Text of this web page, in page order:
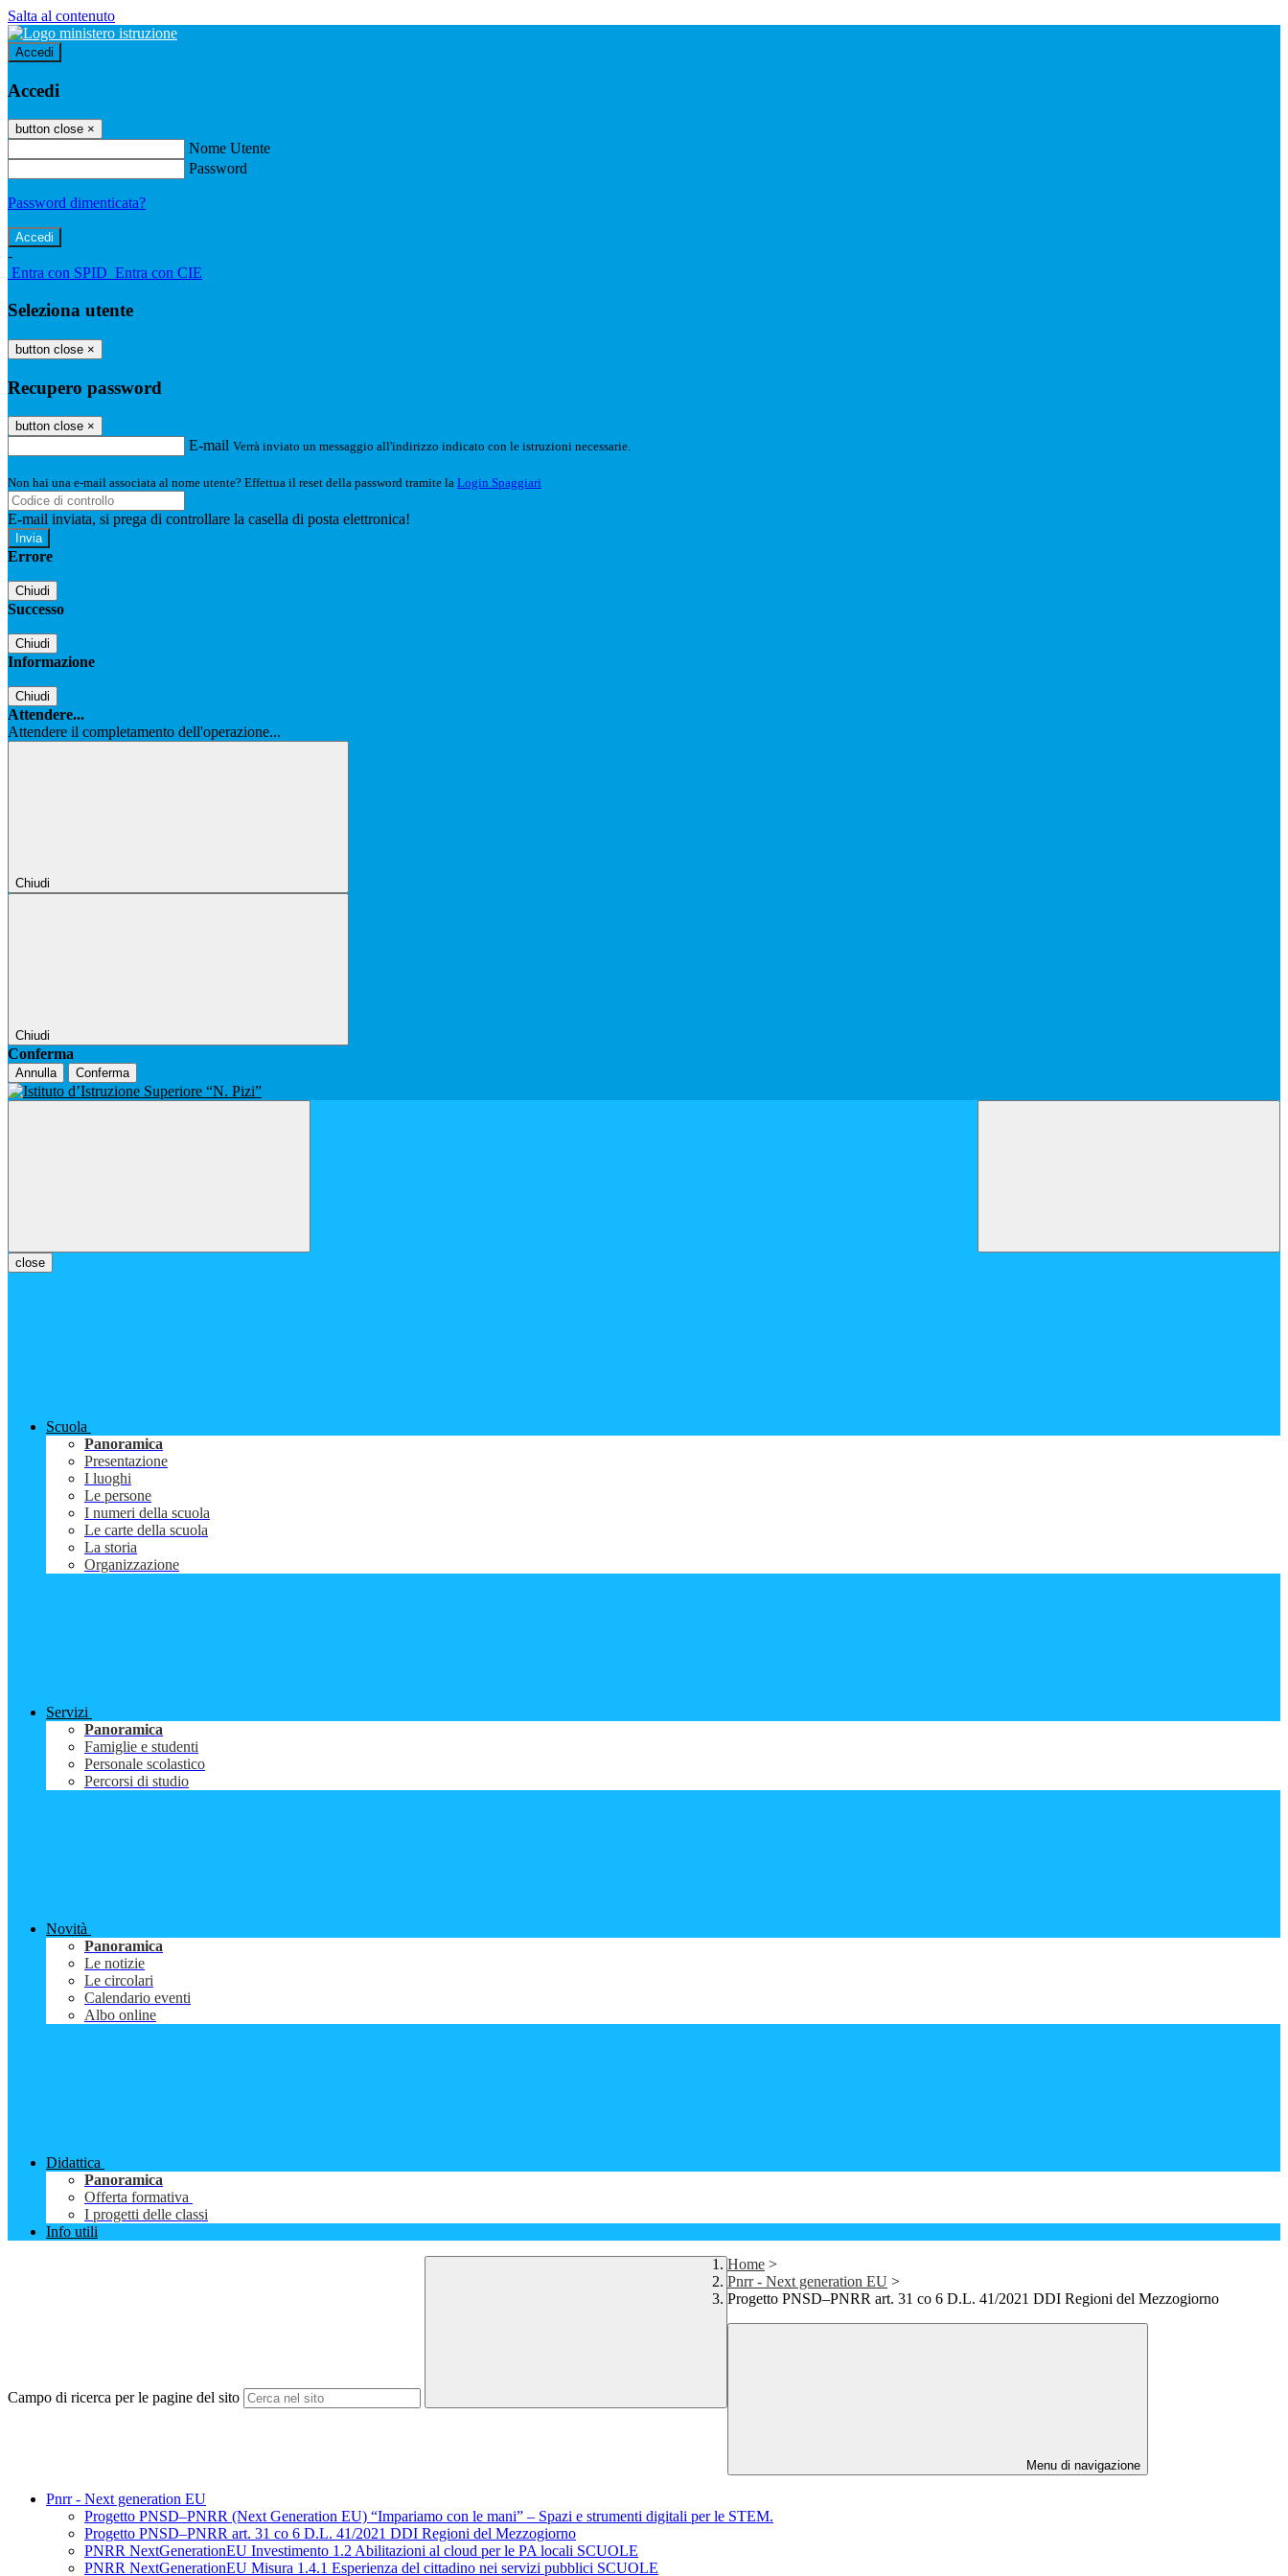
Salta al contenuto
Accedi
Accedi
button close ×
Nome Utente
Password
Password dimenticata?
-
Entra con SPID Entra con CIE
Seleziona utente
button close ×
Recupero password
button close ×
E-mail Verrà inviato un messaggio all'indirizzo indicato con le istruzioni necessarie.
Non hai una e-mail associata al nome utente? Effettua il reset della password tramite la Login Spaggiari
E-mail inviata, si prega di controllare la casella di posta elettronica!
Errore
Chiudi
Successo
Chiudi
Informazione
Chiudi
Attendere...
Attendere il completamento dell'operazione...
Chiudi
Chiudi
Conferma
Annulla Conferma
close
Scuola
Panoramica
Presentazione
I luoghi
Le persone
I numeri della scuola
Le carte della scuola
La storia
Organizzazione
Servizi
Panoramica
Famiglie e studenti
Personale scolastico
Percorsi di studio
Novità
Panoramica
Le notizie
Le circolari
Calendario eventi
Albo online
Didattica
Panoramica
Offerta formativa
I progetti delle classi
Info utili
Campo di ricerca per le pagine del sito
Home >
Pnrr - Next generation EU >
Progetto PNSD–PNRR art. 31 co 6 D.L. 41/2021 DDI Regioni del Mezzogiorno
Menu di navigazione
Pnrr - Next generation EU
Progetto PNSD–PNRR (Next Generation EU) “Impariamo con le mani” – Spazi e strumenti digitali per le STEM.
Progetto PNSD–PNRR art. 31 co 6 D.L. 41/2021 DDI Regioni del Mezzogiorno
PNRR NextGenerationEU Investimento 1.2 Abilitazioni al cloud per le PA locali SCUOLE
PNRR NextGenerationEU Misura 1.4.1 Esperienza del cittadino nei servizi pubblici SCUOLE